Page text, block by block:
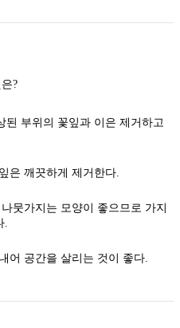
된 부위의 꽃잎과 이은 제거하고
은 깨끗하게 제거한다.
뭇가지는 모양이 좋으므로 가지
.
어 공간을 살리는 것이 좋다.